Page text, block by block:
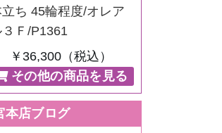
ち 45輪程度/オレア
３Ｆ/P1361
￥36,300（税込）
その他の商品を見る
本店ブログ